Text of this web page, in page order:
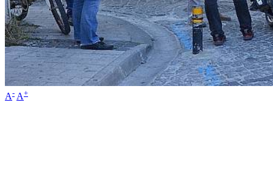
A- A+